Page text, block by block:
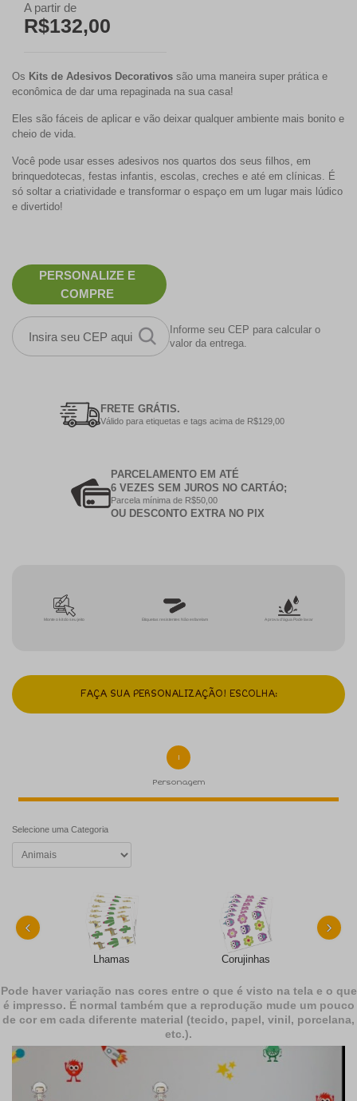
A partir de
R$132,00
Os Kits de Adesivos Decorativos são uma maneira super prática e
econômica de dar uma repaginada na sua casa!
Eles são fáceis de aplicar e vão deixar qualquer ambiente mais bonito e
cheio de vida.
Você pode usar esses adesivos nos quartos dos seus filhos, em
brinquedotecas, festas infantis, escolas, creches e até em clínicas. É
só soltar a criatividade e transformar o espaço em um lugar mais lúdico
e divertido!
PERSONALIZE E
COMPRE
Informe seu CEP para calcular o
valor da entrega.
FRETE GRÁTIS.
Válido para etiquetas e tags acima de R$129,00
PARCELAMENTO EM ATÉ
6 VEZES SEM JUROS NO CARTÁO;
Parcela mínima de R$50,00
OU DESCONTO EXTRA NO PIX
Monte o kit do seu jeito Etiquetas resistentes Não esfarelam A prova d'água Pode lavar
FAÇA SUA PERSONALIZAÇÃO! ESCOLHA:
1
Personagem
Selecione uma Categoria
Lhamas Corujinhas
‹ ›
Pode haver variação nas cores entre o que é visto na tela e o que
é impresso. É normal também que a reprodução mude um pouco
de cor em cada diferente material (tecido, papel, vinil, porcelana,
etc.).